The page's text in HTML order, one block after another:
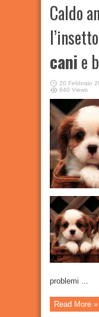
Caldo
canie
20 Febbraio
840 Views
problemi ...
Read More »